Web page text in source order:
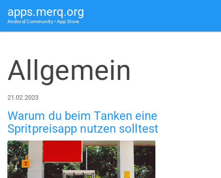
apps.merq.org
Android Community • App Store
Allgemein
21.02.2023
Warum du beim Tanken eine
Spritpreisapp nutzen solltest